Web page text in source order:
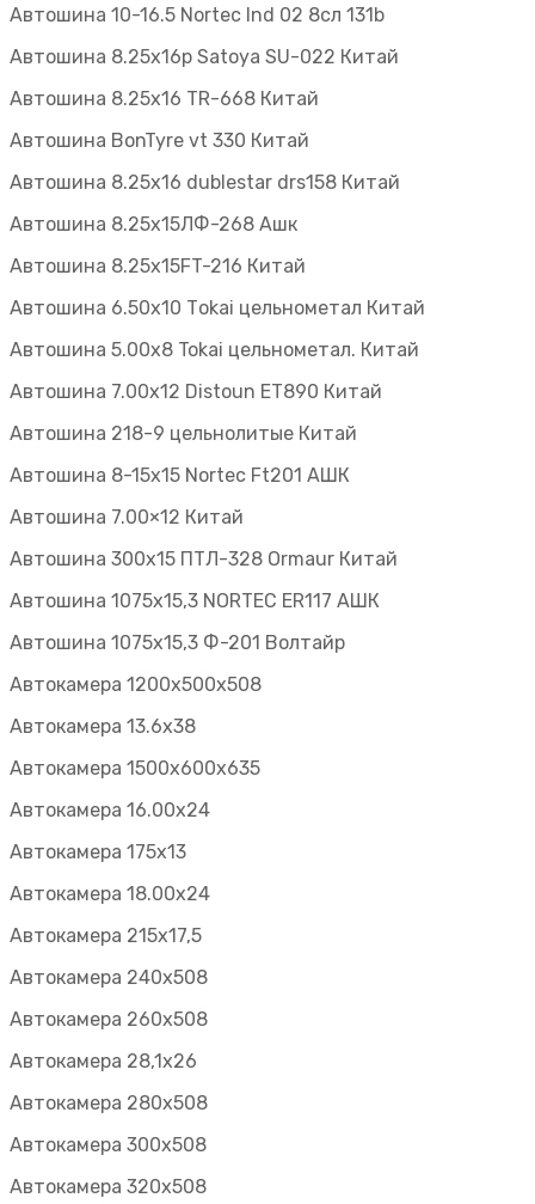
Автошина 10-16.5 Nortec Ind 02 8cл 131b
Автошина 8.25x16p Satoya SU-022 Китай
Автошина 8.25х16 TR-668 Китай
Автошина BonTyre vt 330 Китай
Автошина 8.25х16 dublestar drs158 Китай
Автошина 8.25х15ЛФ-268 Ашк
Автошина 8.25х15FT-216 Китай
Автошина 6.50х10 Тokai цельнометал Китай
Автошина 5.00х8 Tokai цельнометал. Китай
Автошина 7.00х12 Distoun ET890 Китай
Автошина 218-9 цельнолитые Китай
Автошина 8-15х15 Nortec Ft201 АШК
Автошина 7.00×12 Китай
Автошина 300х15 ПТЛ-328 Ormaur Китай
Автошина 1075х15,3 NORTEC ER117 АШК
Автошина 1075х15,3 Ф-201 Волтайр
Автокамера 1200х500х508
Автокамера 13.6х38
Автокамера 1500х600х635
Автокамера 16.00х24
Автокамера 175х13
Автокамера 18.00х24
Автокамера 215х17,5
Автокамера 240х508
Автокамера 260х508
Автокамера 28,1х26
Автокамера 280х508
Автокамера 300х508
Автокамера 320х508